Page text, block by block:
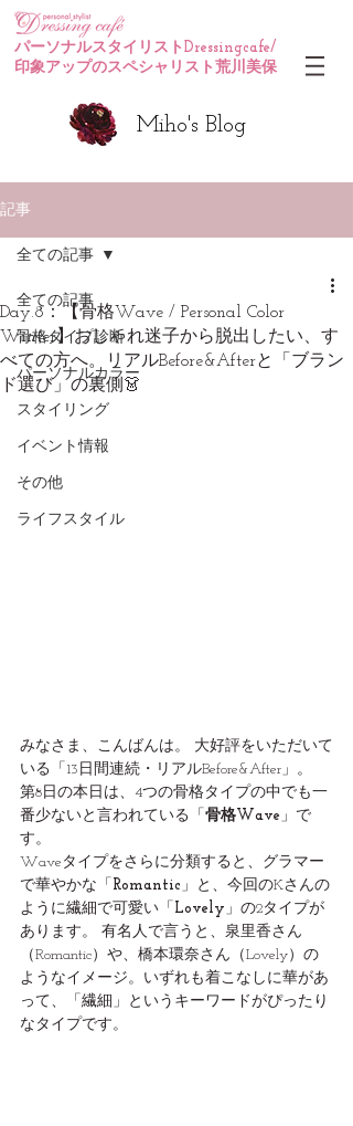
パーソナルスタイリストDressingcafe/
印象アップのスペシャリスト荒川美保
Miho's Blog
記事
全ての記事
骨格タイプ診断
パーソナルカラー
スタイリング
イベント情報
その他
ライフスタイル
全ての記事
Day.8：【骨格Wave / Personal Color
Winter】おしゃれ迷子から脱出したい、す
べての方へ。リアルBefore&Afterと「ブラン
ド選び」の裏側👗
みなさま、こんばんは。 大好評をいただいて
いる「13日間連続・リアルBefore&After」。
第8日の本日は、4つの骨格タイプの中でも一
番少ないと言われている「 骨格Wave」で
す。
Waveタイプをさらに分類すると、グラマー
で華やかな「 Romantic」と、今回のKさんの
ように繊細で可愛い「 Lovely」の2タイプが
あります。 有名人で言うと、泉里香さん
（Romantic）や、橋本環奈さん（Lovely）の
ようなイメージ。いずれも着こなしに華があ
って、「繊細」というキーワードがぴったり
なタイプです。